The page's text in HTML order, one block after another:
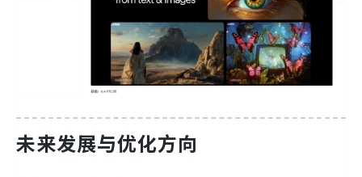
未来发展与优化方向